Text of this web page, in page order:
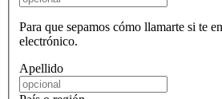
Para que sepamos cómo llamarte si te
electrónico.
Apellido